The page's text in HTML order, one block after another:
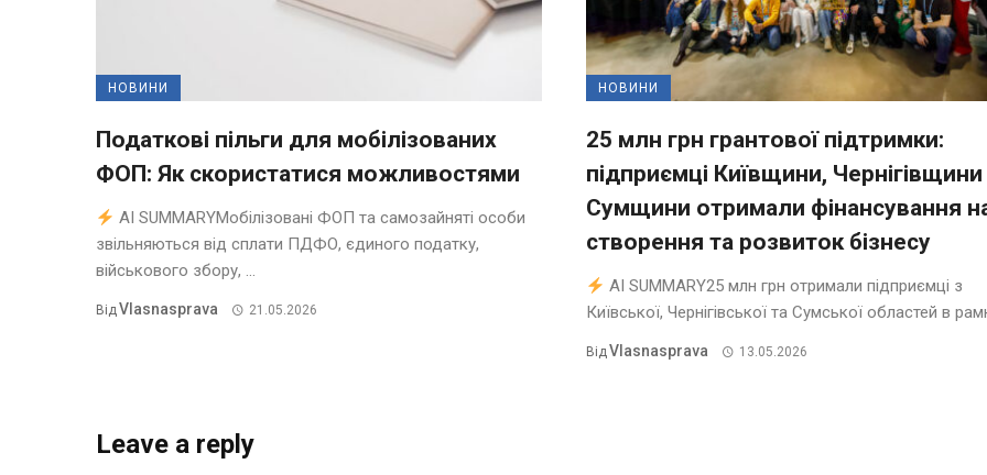
НОВИНИ
Податкові пільги для мобілізованих
ФОП: Як скористатися можливостями
AI SUMMARYМобілізовані ФОП та самозайняті особи
звільняються від сплати ПДФО, єдиного податку,
військового збору, ...
ВідVlasnasprava 21.05.2026
НОВИНИ
25 млн грн грантової підтримки:
підприємці Київщини, Чернігівщини
Сумщини отримали фінансування
створення та розвиток бізнесу
AI SUMMARY25 млн грн отримали підприємці з
Київської, Чернігівської та Сумської областей в
ВідVlasnasprava 13.05.2026
Leave a reply